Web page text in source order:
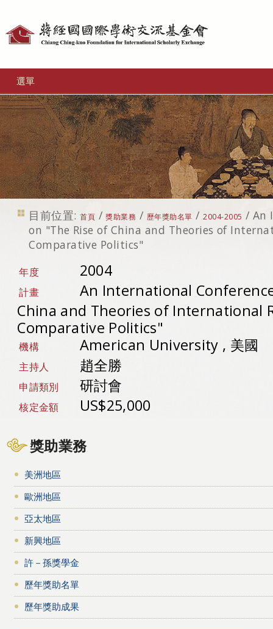
選單
目前位置: 首頁 /獎助業務 / 歷年獎助名單 /2004-2005 / An
on "The Rise of China and Theories of
Comparative Politics"
年度 2004
計畫
An International
China and Theories of International
Comparative Politics"
機構 American University , 美國
主持人 趙全勝
申請類別 研討會
核定金額 US$25,000
獎助業務
美洲地區
歐洲地區
亞太地區
新興地區
許－孫獎學金
歷年獎助名單
歷年獎助成果